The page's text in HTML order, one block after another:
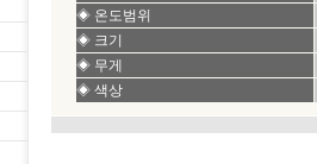
◈ 온도범위
◈ 크기
◈ 무게
◈ 색상